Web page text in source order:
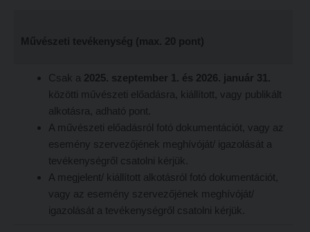
Művészeti tevékenység (max. 20 pont)
Csak a 2025. szeptember 1. és 2026. január 31.
közötti művészeti előadásra, kiállított, vagy publikált
alkotásra, adható pont.
A művészeti előadásról fotó dokumentációt, vagy az
esemény szervezőjének meghívóját/ igazolását a
tevékenységről csatolni kérjük.
A megjelent/ kiállított alkotásról fotó dokumentációt,
vagy az esemény szervezőjének meghívóját/
igazolását a tevékenységről csatolni kérjük.